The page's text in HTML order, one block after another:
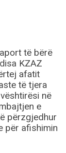
të bërë
KZAZ
afatit
të tjera
në
e
përzgjedhur
për afishimin